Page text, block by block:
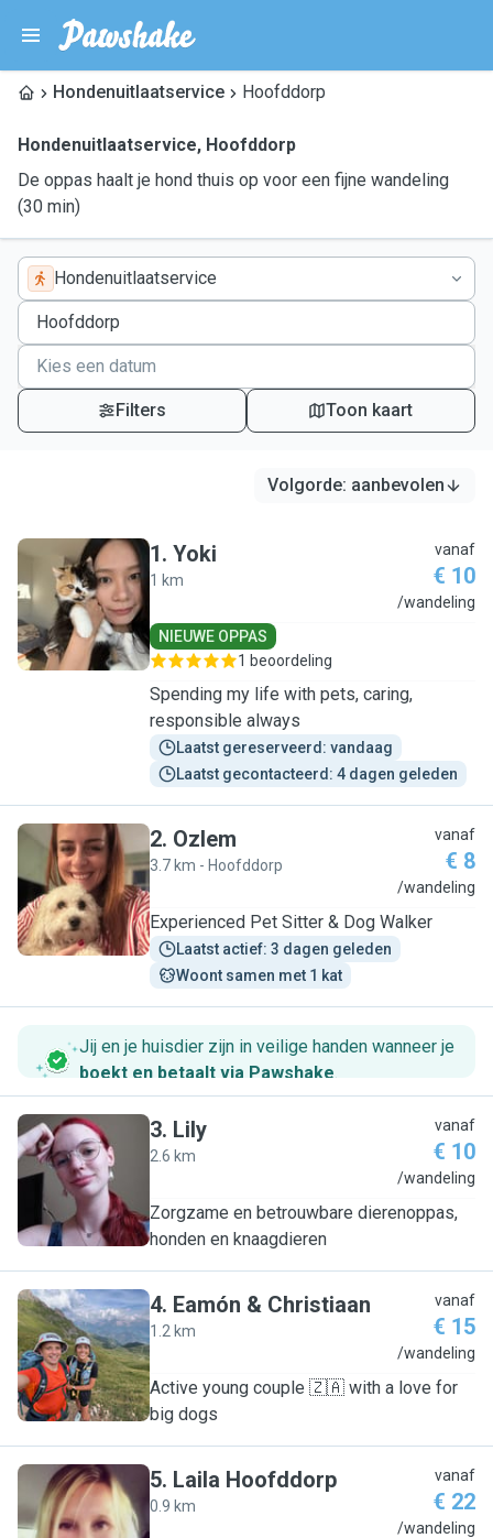
Hondenuitlaatservice Hoofddorp
Hondenuitlaatservice, Hoofddorp
De oppas haalt je hond thuis op voor een fijne wandeling
(30 min)
Hondenuitlaatservice
Filters Toon kaart
Volgorde: aanbevolen
Y
1. Yoki
1 km
vanaf
€ 10
/wandeling
NIEUWE OPPAS
1 beoordeling
Spending my life with pets, caring,
responsible always
Laatst gereserveerd: vandaag
Laatst gecontacteerd: 4 dagen geleden
O
2. Ozlem
3.7 km - Hoofddorp
vanaf
€ 8
/wandeling
Experienced Pet Sitter & Dog Walker
Laatst actief: 3 dagen geleden
Woont samen met 1 kat
Jij en je huisdier zijn in veilige handen wanneer je
boekt en betaalt via Pawshake.
L
3. Lily
2.6 km
vanaf
€ 10
/wandeling
Zorgzame en betrouwbare dierenoppas,
honden en knaagdieren
E
4. Eamón & Christiaan
1.2 km
vanaf
€ 15
/wandeling
Active young couple 🇿🇦 with a love for
big dogs
L
5. Laila Hoofddorp
0.9 km
vanaf
€ 22
/wandeling